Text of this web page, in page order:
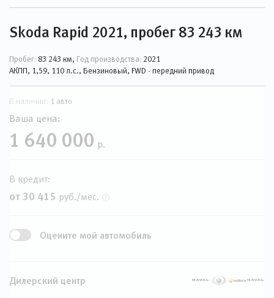
Skoda Rapid 2021, пробег 83 243 км
Пробег: 83 243 км, Год производства: 2021
АКПП, 1,59, 110 л.с., Бензиновый, FWD - передний привод
В наличии: 1 авто
Ваша цена:
1 640 000 р.
В кредит:
от 30 415 руб./мес.
Оцените мой автомобиль
Дилерский центр